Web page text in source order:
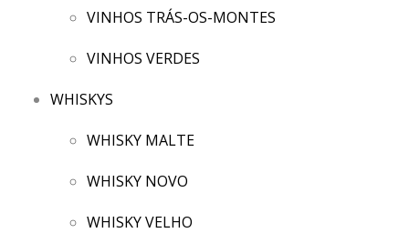
VINHOS TRÁS-OS-MONTES
VINHOS VERDES
WHISKYS
WHISKY MALTE
WHISKY NOVO
WHISKY VELHO